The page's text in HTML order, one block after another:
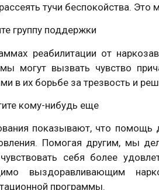
тучи беспокойства.
группу поддержки
реабилитации от
могут вызвать чувство
в их борьбе за трезвость и
кому-нибудь еще
показывают, что
Помогая другим, мы
себя более
выздоравливающим
программы.